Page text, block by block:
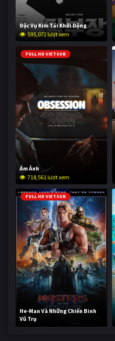
Đặc Vụ Kim Tái Khởi Động
595,072 lượt xem
FULL HD VIETSUB
Ám Ảnh
718,561 lượt xem
FULL HD VIETSUB
He-Man Và Những Chiến Binh
Vũ Trụ
238,204 lượt xem